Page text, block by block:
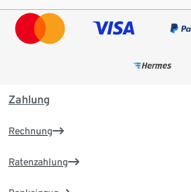
Zahlung
Rechnung
Ratenzahlung